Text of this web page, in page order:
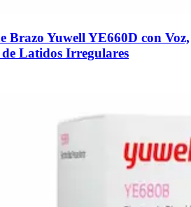
Brazo Yuwell YE660D con Voz,
Latidos Irregulares